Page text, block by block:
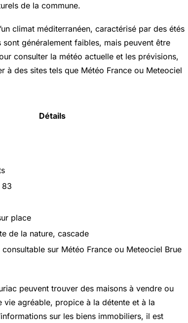
de la commune.
climat méditerranéen, caractérisé par des étés
généralement faibles, mais peuvent être
consulter la météo actuelle et les prévisions,
à des sites tels que Météo France ou Meteociel
Détails
83
place
de la nature, cascade
sur Météo France ou Meteociel Brue
peuvent trouver des maisons à vendre ou
agréable, propice à la détente et à la
sur les biens immobiliers, il est